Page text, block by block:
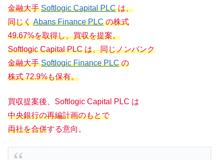
金融大手Softlogic Capital PLCは、
同じくAbans Finance PLCの株式
49.67%を取得し、買収を提案。
Softlogic Capital PLC は、同じノンバンク
金融大手Softlogic Finance PLCの
株式 72.9%も保有。
買収提案後、Softlogic Capital PLC は
中央銀行の再編計画のもとで
両社を合併する意向。